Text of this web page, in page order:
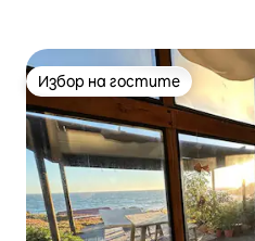
Избор на гостите
Избор на гостите